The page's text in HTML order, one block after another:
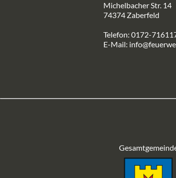
Michelbacher Str. 14
74374 Zaberfeld
Telefon: 0172-
E-Mail: